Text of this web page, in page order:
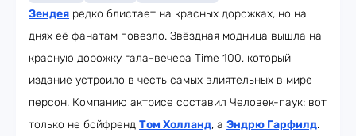
Зендея редко блистает на красных дорожках, но на
днях её фанатам повезло. Звёздная модница вышла на
красную дорожку гала-вечера Time 100, который
издание устроило в честь самых влиятельных в мире
персон. Компанию актрисе составил Человек-паук: вот
только не бойфренд Том Холланд, а Эндрю Гарфилд.